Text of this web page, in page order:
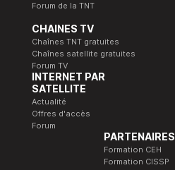
Forum de la TNT
CHAINES TV
Chaînes TNT gratuites
Chaînes satellite gratuites
Forum TV
INTERNET PAR
SATELLITE
Actualité
Offres d'accès
Forum
PARTENAIRES
Formation CEH
Formation CISSP